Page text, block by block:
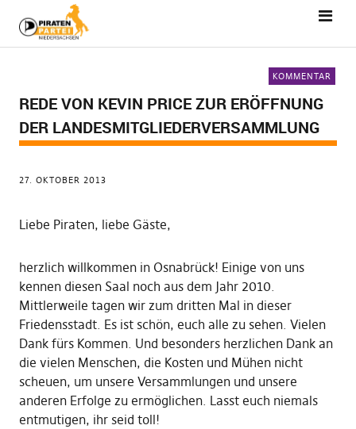
KOMMENTAR
REDE VON KEVIN PRICE ZUR ERÖFFNUNG
DER LANDESMITGLIEDERVERSAMMLUNG
27. OKTOBER 2013
Liebe Piraten, liebe Gäste,
herzlich willkommen in Osnabrück! Einige von uns
kennen diesen Saal noch aus dem Jahr 2010.
Mittlerweile tagen wir zum dritten Mal in dieser
Friedensstadt. Es ist schön, euch alle zu sehen. Vielen
Dank fürs Kommen. Und besonders herzlichen Dank an
die vielen Menschen, die Kosten und Mühen nicht
scheuen, um unsere Versammlungen und unsere
anderen Erfolge zu ermöglichen. Lasst euch niemals
entmutigen, ihr seid toll!